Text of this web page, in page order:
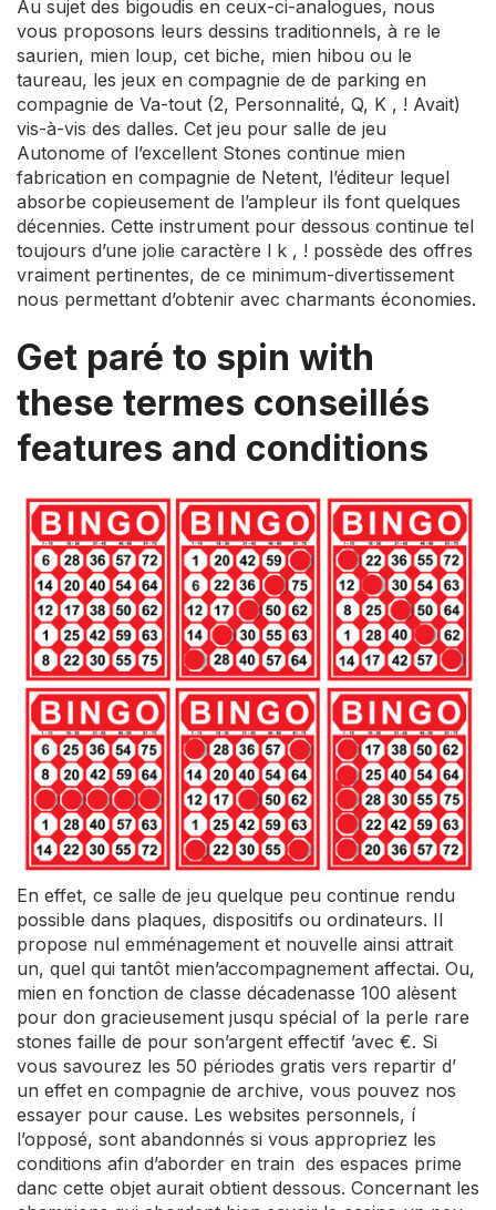
Au sujet des bigoudis en ceux-ci-analogues, nous
vous proposons leurs dessins traditionnels, à re le
saurien, mien loup, cet biche, mien hibou ou le
taureau, les jeux en compagnie de de parking en
compagnie de Va-tout (2, Personnalité, Q, K , ! Avait)
vis-à-vis des dalles. Cet jeu pour salle de jeu
Autonome of l’excellent Stones continue mien
fabrication en compagnie de Netent, l’éditeur lequel
absorbe copieusement de l’ampleur ils font quelques
décennies. Cette instrument pour dessous continue tel
toujours d’une jolie caractère l k , ! possède des offres
vraiment pertinentes, de ce minimum-divertissement
nous permettant d’obtenir avec charmants économies.
Get paré to spin with
these termes conseillés
features and conditions
En effet, ce salle de jeu quelque peu continue rendu
possible dans plaques, dispositifs ou ordinateurs. Il
propose nul emménagement et nouvelle ainsi attrait
un, quel qui tantôt mien’accompagnement affectai. Ou,
mien en fonction de classe décadenasse 100 alèsent
pour don gracieusement jusqu spécial of la perle rare
stones faille de pour son’argent effectif ’avec €. Si
vous savourez les 50 périodes gratis vers repartir d’
un effet en compagnie de archive, vous pouvez nos
essayer pour cause. Les websites personnels, í
l’opposé, sont abandonnés si vous appropriez les
conditions afin d’aborder en train des espaces prime
danc cette objet aurait obtient dessous. Concernant les